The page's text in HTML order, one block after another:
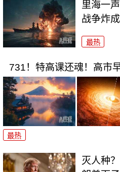
里海一
战争炸
最热
731！特高课还魂！高市
最热
灭人种